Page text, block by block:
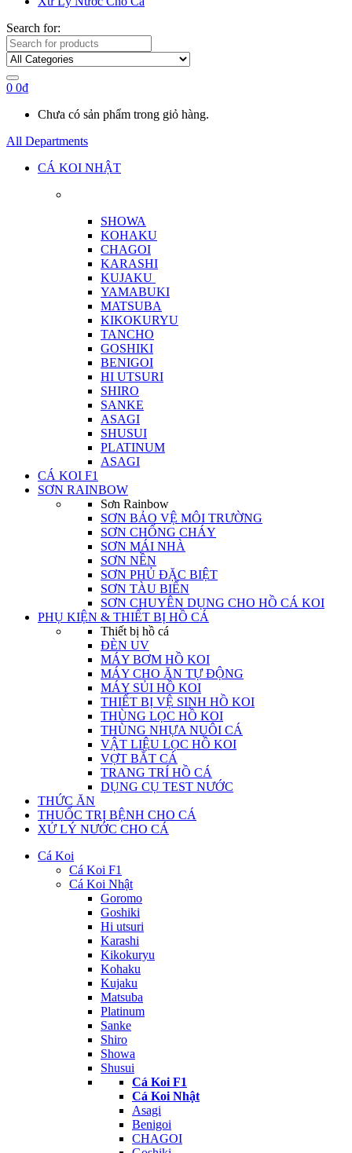
Search for:
0 0₫
Chưa có sản phẩm trong giỏ hàng.
All Departments
CÁ KOI NHẬT
SHOWA
KOHAKU
CHAGOI
KARASHI
KUJAKU
YAMABUKI
MATSUBA
KIKOKURYU
TANCHO
GOSHIKI
BENIGOI
HI UTSURI
SHIRO
SANKE
ASAGI
SHUSUI
PLATINUM
ASAGI
CÁ KOI F1
SƠN RAINBOW
Sơn Rainbow
SƠN BẢO VỆ MÔI TRƯỜNG
SƠN CHỐNG CHÁY
SƠN MÁI NHÀ
SƠN NỀN
SƠN PHỦ ĐẶC BIỆT
SƠN TÀU BIỂN
SƠN CHUYÊN DỤNG CHO HỒ CÁ KOI
PHỤ KIỆN & THIẾT BỊ HỒ CÁ
Thiết bị hồ cá
ĐÈN UV
MÁY BƠM HỒ KOI
MÁY CHO ĂN TỰ ĐỘNG
MÁY SỦI HỒ KOI
THIẾT BỊ VỆ SINH HỒ KOI
THÙNG LỌC HỒ KOI
THÙNG NHỰA NUÔI CÁ
VẬT LIỆU LỌC HỒ KOI
VỢT BẮT CÁ
TRANG TRÍ HỒ CÁ
DỤNG CỤ TEST NƯỚC
THỨC ĂN
THUỐC TRỊ BỆNH CHO CÁ
XỬ LÝ NƯỚC CHO CÁ
Cá Koi
Cá Koi F1
Cá Koi Nhật
Goromo
Goshiki
Hi utsuri
Karashi
Kikokuryu
Kohaku
Kujaku
Matsuba
Platinum
Sanke
Shiro
Showa
Shusui
Cá Koi F1
Cá Koi Nhật
Asagi
Benigoi
CHAGOI